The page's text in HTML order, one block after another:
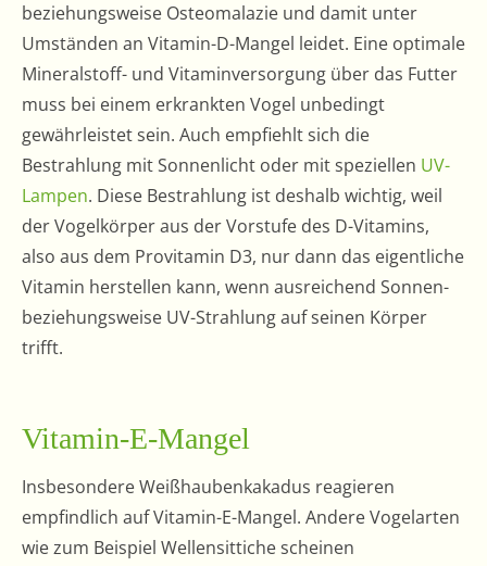
beziehungsweise Osteomalazie und damit unter
Umständen an Vitamin-D-Mangel leidet. Eine optimale
Mineralstoff- und Vitaminversorgung über das Futter
muss bei einem erkrankten Vogel unbedingt
gewährleistet sein. Auch empfiehlt sich die
Bestrahlung mit Sonnenlicht oder mit speziellen UV-
Lampen. Diese Bestrahlung ist deshalb wichtig, weil
der Vogelkörper aus der Vorstufe des D-Vitamins,
also aus dem Provitamin D3, nur dann das eigentliche
Vitamin herstellen kann, wenn ausreichend Sonnen-
beziehungsweise UV-Strahlung auf seinen Körper
trifft.
Vitamin-E-Mangel
Insbesondere Weißhaubenkakadus reagieren
empfindlich auf Vitamin-E-Mangel. Andere Vogelarten
wie zum Beispiel Wellensittiche scheinen